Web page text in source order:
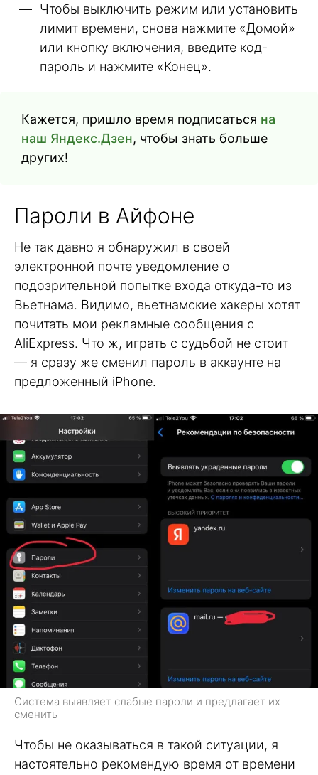
Чтобы выключить режим или установить
лимит времени, снова нажмите «Домой»
или кнопку включения, введите код-
пароль и нажмите «Конец».
Кажется, пришло время подписаться на
наш Яндекс.Дзен, чтобы знать больше
других!
Пароли в Айфоне
Не так давно я обнаружил в своей
электронной почте уведомление о
подозрительной попытке входа откуда-то из
Вьетнама. Видимо, вьетнамские хакеры хотят
почитать мои рекламные сообщения с
AliExpress. Что ж, играть с судьбой не стоит
— я сразу же сменил пароль в аккаунте на
предложенный iPhone.
Система выявляет слабые пароли и предлагает их
сменить
Чтобы не оказываться в такой ситуации, я
настоятельно рекомендую время от времени